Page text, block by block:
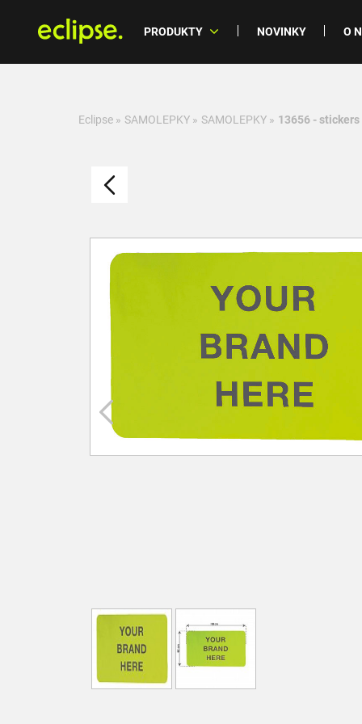
PRODUKTY NOVINKY O
Eclipse » SAMOLEPKY » SAMOLEPKY » 13656 - stickers